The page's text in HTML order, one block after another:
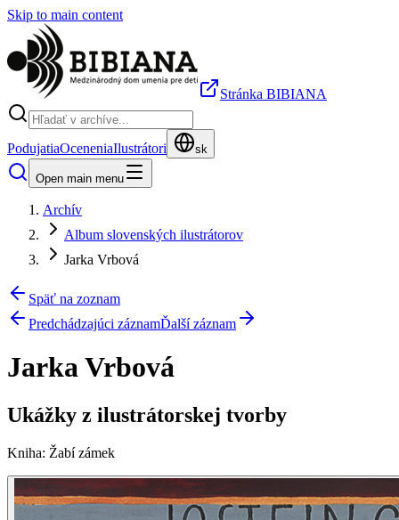
Skip to main content
Stránka BIBIANA
PodujatiaOceneniaIlustrátori sk
Open main menu
Archív
Album slovenských ilustrátorov
Jarka Vrbová
Späť na zoznam
Predchádzajúci záznamĎalší záznam
Jarka Vrbová
Ukážky z ilustrátorskej tvorby
Kniha: Žabí zámek